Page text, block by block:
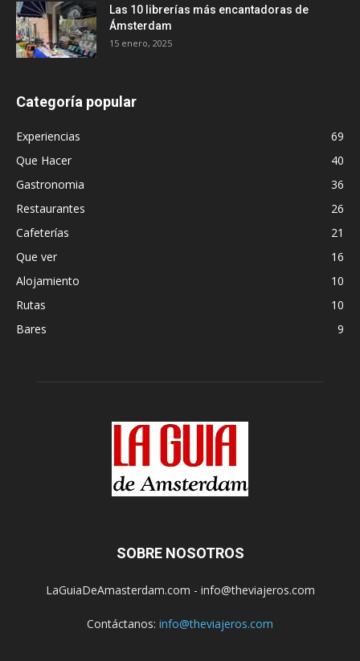
Las 10 librerías más encantadoras de
Ámsterdam
15 enero, 2025
Categoría popular
Experiencias
69
Que Hacer
40
Gastronomia
36
Restaurantes
26
Cafeterías
21
Que ver
16
Alojamiento
10
Rutas
10
Bares
9
SOBRE NOSOTROS
LaGuiaDeAmasterdam.com - info@theviajeros.com
Contáctanos: info@theviajeros.com